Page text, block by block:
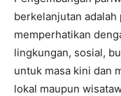
berkelanjutan
memperhatikan
lingkungan, sosial,
untuk masa kini dan
lokal maupun